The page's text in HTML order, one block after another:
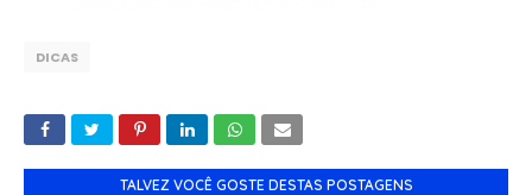
DICAS
TALVEZ VOCÊ GOSTE DESTAS POSTAGENS